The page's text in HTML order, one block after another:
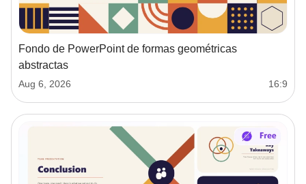
Fondo de PowerPoint de formas geométricas
abstractas
Aug 6, 2026 16:9